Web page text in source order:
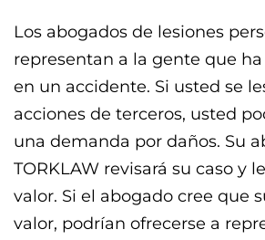
Los abogados de lesiones
representan a la gente que
en un accidente. Si usted se
acciones de terceros, usted
una demanda por daños. Su
TORKLAW revisará su caso y
valor. Si el abogado cree que
valor, podrían ofrecerse a